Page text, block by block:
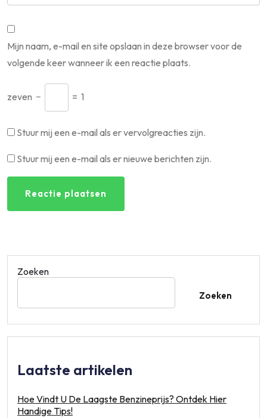
Mijn naam, e-mail en site opslaan in deze browser voor de
volgende keer wanneer ik een reactie plaats.
zeven − = 1
Stuur mij een e-mail als er vervolgreacties zijn.
Stuur mij een e-mail als er nieuwe berichten zijn.
Zoeken
Zoeken
Laatste artikelen
Hoe Vindt U De Laagste Benzineprijs? Ontdek Hier
Handige Tips!